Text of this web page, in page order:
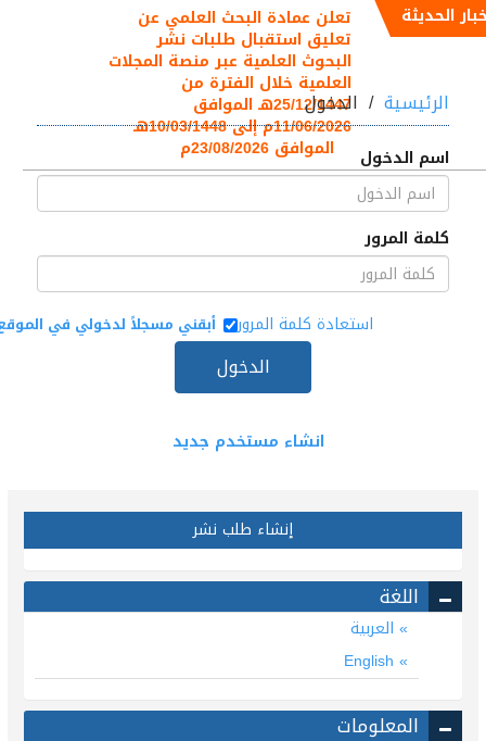
الحديثة تعلن عمادة البحث العلمي عن
تعليق استقبال طلبات نشر
البحوث العلمية عبر منصة المجلات
العلمية خلال الفترة من
25/12/1447هـ الموافق
11/06/2026م إلى 10/03/1448هـ
الموافق 23/08/2026م
الرئيسية الدخول
اسم الدخول
كلمة المرور
استعادة كلمة المرور أبقني مسجلاً لدخولي في
الدخول
انشاء مستخدم جديد
إنشاء طلب نشر
اللغة
العربية
English
المعلومات